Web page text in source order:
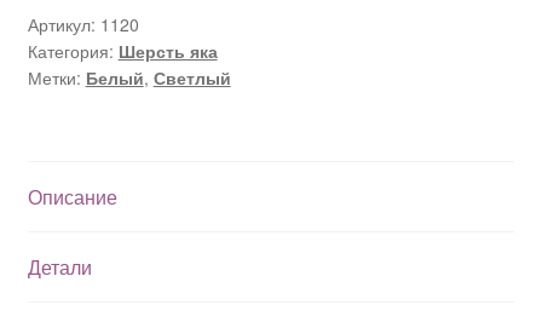
Артикул: 1120
Категория: Шерсть яка
Метки: Белый, Светлый
Описание
Детали